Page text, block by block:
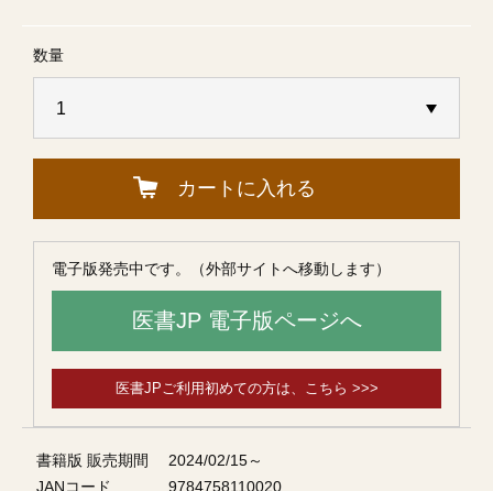
数量
カートに入れる
電子版発売中です。（外部サイトへ移動します）
医書JP 電子版ページへ
医書JPご利用初めての方は、こちら >>>
書籍版 販売期間
2024/02/15～
JANコード
9784758110020